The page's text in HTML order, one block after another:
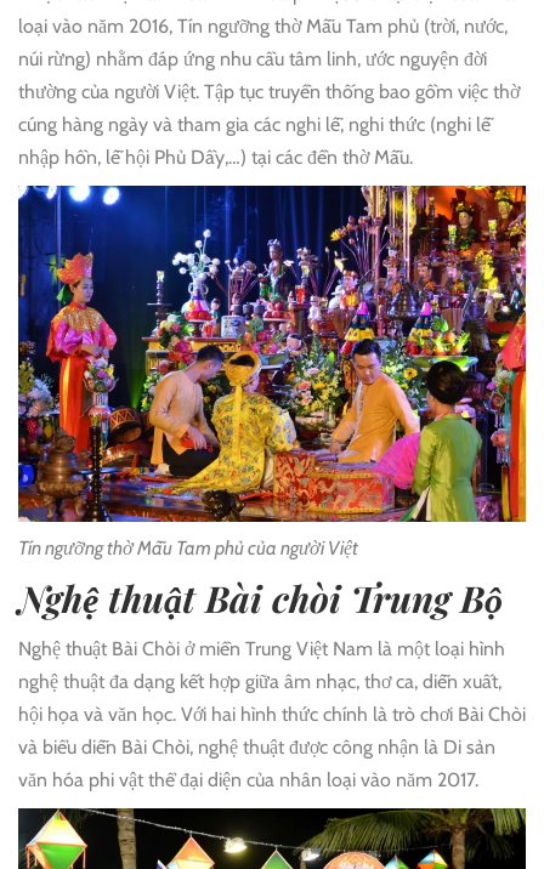
loại vào năm 2016, Tín ngưỡng thờ Mẫu Tam phủ (trời, nước,
núi rừng) nhằm đáp ứng nhu cầu tâm linh, ước nguyện đời
thường của người Việt. Tập tục truyền thống bao gồm việc thờ
cúng hàng ngày và tham gia các nghi lễ, nghi thức (nghi lễ
nhập hồn, lễ hội Phủ Dầy,…) tại các đền thờ Mẫu.
Tín ngưỡng thờ Mẫu Tam phủ của người Việt
Nghệ thuật Bài chòi Trung Bộ
Nghệ thuật Bài Chòi ở miền Trung Việt Nam là một loại hình
nghệ thuật đa dạng kết hợp giữa âm nhạc, thơ ca, diễn xuất,
hội họa và văn học. Với hai hình thức chính là trò chơi Bài Chòi
và biểu diễn Bài Chòi, nghệ thuật được công nhận là Di sản
văn hóa phi vật thể đại diện của nhân loại vào năm 2017.